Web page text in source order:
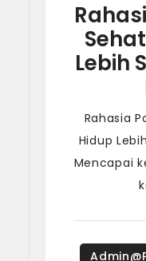
Lebih
Rahasia
Hidup
Mencapai